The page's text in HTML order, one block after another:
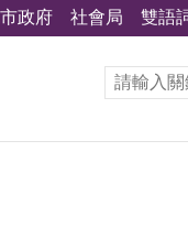
政府 社會局 雙語